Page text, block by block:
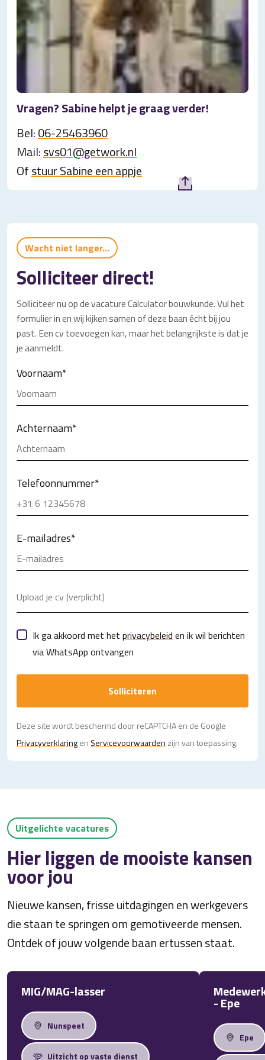
Vragen? Sabine helpt je graag verder!
Bel:06-25463960
Mail:svs01@getwork.nl
Ofstuur Sabine een appje
Wacht niet langer...
Solliciteer direct!
Solliciteer nu op de vacature Calculator bouwkunde. Vul het
formulier in en wij kijken samen of deze baan écht bij jou
past. Een cv toevoegen kan, maar het belangrijkste is dat je
je aanmeldt.
Voornaam*
Achternaam*
Telefoonnummer*
E-mailadres*
Upload je cv (verplicht)
Ik ga akkoord met het privacybeleid en ik wil berichten
via WhatsApp ontvangen
Solliciteren
Deze site wordt beschermd door reCAPTCHA en de Google
Privacy­verklaringen Servicevoorwaarden zijn van toepassing.
Uitgelichte vacatures
Hier liggen de mooiste kansen
voor jou
Nieuwe kansen, frisse uitdagingen en werkgevers
die staan te springen om gemotiveerde mensen.
Ontdek of jouw volgende baan ertussen staat.
MIG/MAG-lasser
Nunspeet
Uitzicht op vaste dienst
- Epe
Epe